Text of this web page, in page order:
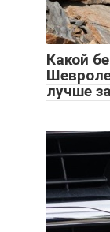
Какой
лучше